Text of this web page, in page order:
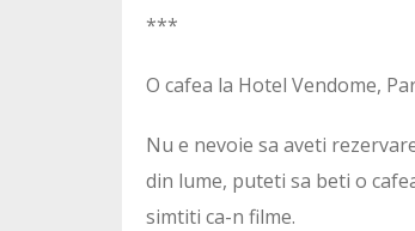
***
O cafea la Hotel Vendome,
Nu e nevoie sa aveti
din lume, puteti sa beti o
simtiti ca-n filme.